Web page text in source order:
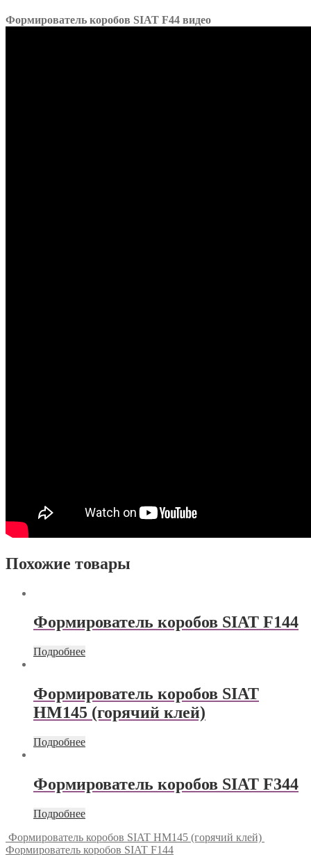
Формирователь коробов SIAT F44 видео
Похожие товары
Формирователь коробов SIAT F144
Подробнее
Формирователь коробов SIAT
HM145 (горячий клей)
Подробнее
Формирователь коробов SIAT F344
Подробнее
Формирователь коробов SIAT HM145 (горячий клей)
Формирователь коробов SIAT F144